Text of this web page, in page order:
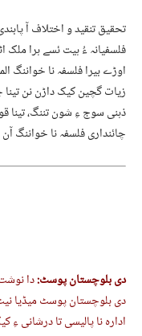
تحقیق تنقید و اختلاف آ
فلسفیانہ ءُ ہیت ئسے ہرا
اوڑے بیرا فلسفہ نا خواننگ
زیات گچین کیک داڑن نن
ذہنی سوج ءِ شون تننگ، تینا
چائنداری فلسفہ نا خواننگ
دی بلوچستان پوسٹ:دا
دی بلوچستان پوسٹ میڈیا
ادارہ نا پالیسی تا درشانی ءِ